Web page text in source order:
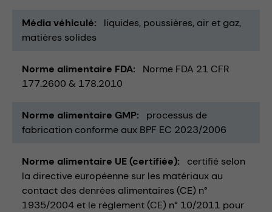
Média véhiculé liquides poussières air et gaz
matières solides
Norme alimentaire FDA
Norme FDA 21 CFR
177.2600 & 178.2010
Norme alimentaire GMP
processus de
fabrication conforme aux BPF EC 2023/2006
Norme alimentaire UE (certifiée)
certifié selon
la directive européenne sur les matériaux au
contact des denrées alimentaires (CE) n°
1935/2004 et le règlement (CE) n° 10/2011 pour